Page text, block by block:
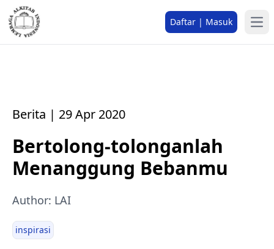
Daftar | Masuk
Berita | 29 Apr 2020
Bertolong-tolonganlah
Menanggung Bebanmu
Author: LAI
inspirasi